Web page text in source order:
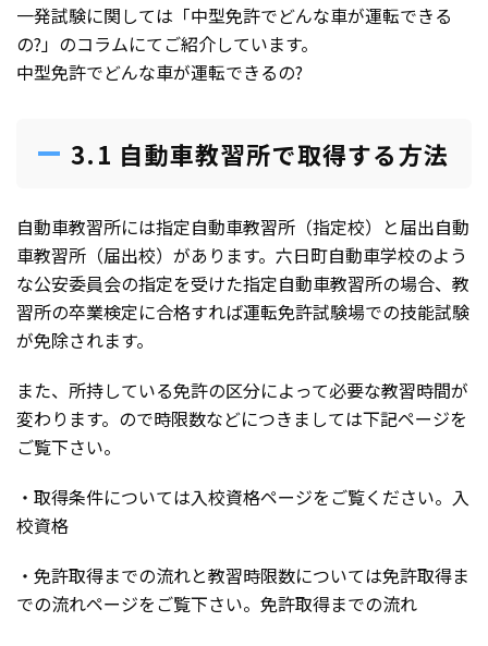
一発試験に関しては「中型免許でどんな車が運転できる
の?」のコラムにてご紹介しています。
中型免許でどんな車が運転できるの?
3.1 自動車教習所で取得する方法
自動車教習所には指定自動車教習所（指定校）と届出自動
車教習所（届出校）があります。六日町自動車学校のよう
な公安委員会の指定を受けた指定自動車教習所の場合、教
習所の卒業検定に合格すれば運転免許試験場での技能試験
が免除されます。
また、所持している免許の区分によって必要な教習時間が
変わります。ので時限数などにつきましては下記ページを
ご覧下さい。
・取得条件については入校資格ページをご覧ください。 入
校資格
・免許取得までの流れと教習時限数については免許取得ま
での流れページをご覧下さい。 免許取得までの流れ